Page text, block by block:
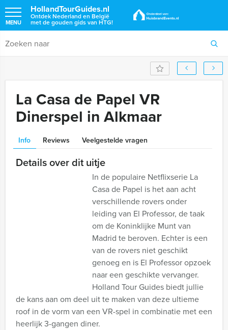
HollandTourGuides.nl
Ontdek Nederland en België
met de gouden gids van HTG!
MENU
La Casa de Papel VR
Dinerspel in Alkmaar
Info Reviews Veelgestelde vragen
Details over dit uitje
In de populaire Netflixserie La
Casa de Papel is het aan acht
verschillende rovers onder
leiding van El Professor, de taak
om de Koninklijke Munt van
Madrid te beroven. Echter is een
van de rovers niet geschikt
genoeg en is El Professor opzoek
naar een geschikte vervanger.
Holland Tour Guides biedt jullie
de kans aan om deel uit te maken van deze ultieme
roof in de vorm van een VR-spel in combinatie met een
heerlijk 3-gangen diner.